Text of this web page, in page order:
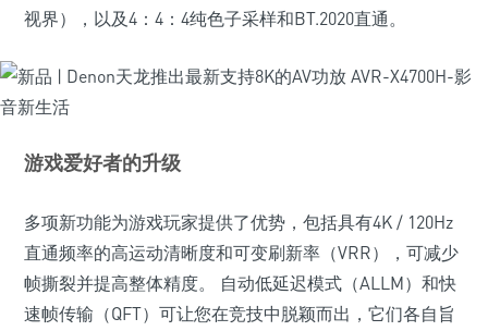
视界），以及4：4：4纯色子采样和BT.2020直通。
游戏爱好者的升级
多项新功能为游戏玩家提供了优势，包括具有4K / 120Hz
直通频率的高运动清晰度和可变刷新率（VRR），可减少
帧撕裂并提高整体精度。 自动低延迟模式（ALLM）和快
速帧传输（QFT）可让您在竞技中脱颖而出，它们各自旨